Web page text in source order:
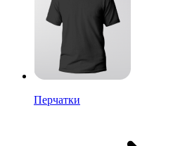
Перчатки